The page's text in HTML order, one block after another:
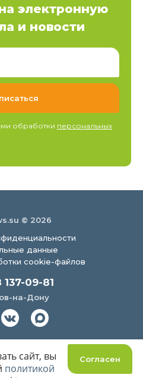
электронную
и новости
обработки персональных
© 2026
данные
cookie-файлов
137-09-81
на-Дону
Согласен
сайт, вы
политикой